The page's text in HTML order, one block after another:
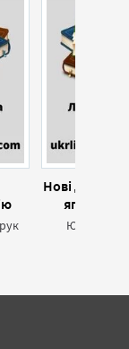
Нові
славіста
Юрій